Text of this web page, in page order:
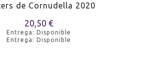
asado
de Cornudella 2020
20,50 €
Entrega: Disponible
Entrega: Disponible